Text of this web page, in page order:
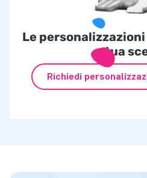
Le
tua
Richiedi